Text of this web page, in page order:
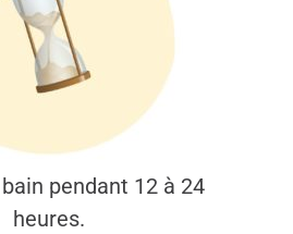
pendant 12 à 24
heures.